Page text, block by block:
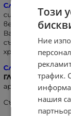
Слънчо каша
си
вещества
Вашето
съдържа 11
хранителните
Слънчо каша
ГЛУТЕН
, захар,
ароматизанти.
Съдържа
Този
Ние
трафик.
нашия